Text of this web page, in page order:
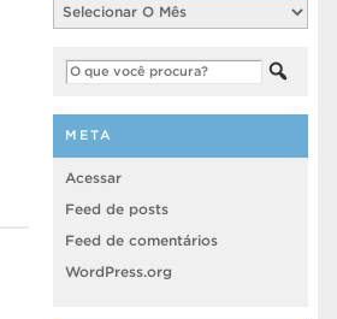
META
Acessar
Feed de posts
Feed de comentários
WordPress.org